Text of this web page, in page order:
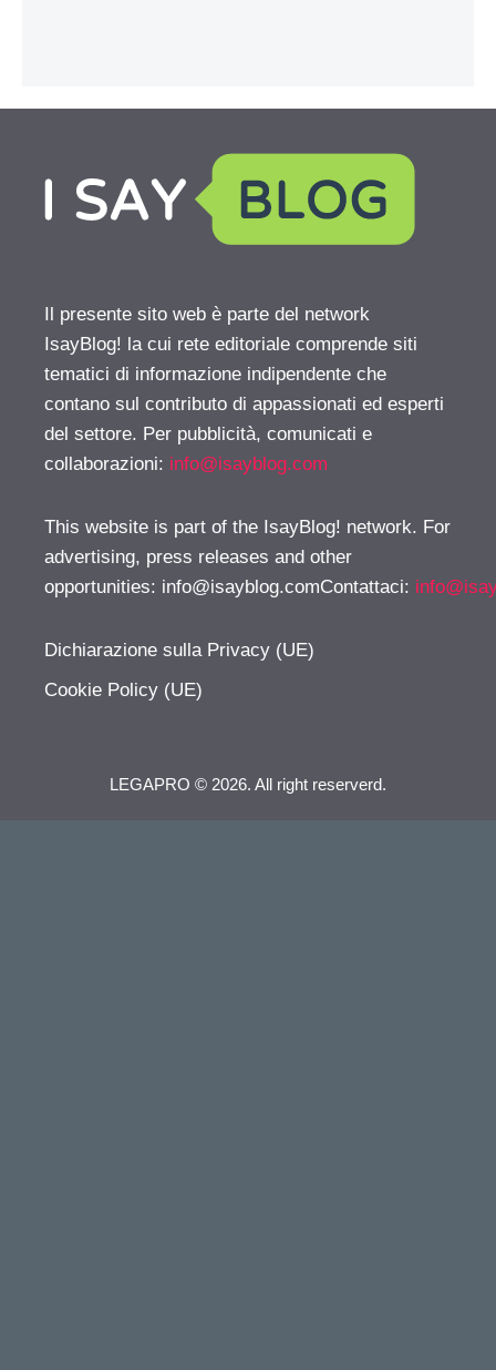
Il presente sito web è parte del network
IsayBlog! la cui rete editoriale comprende siti
tematici di informazione indipendente che
contano sul contributo di appassionati ed esperti
del settore. Per pubblicità, comunicati e
collaborazioni: info@isayblog.com
This website is part of the IsayBlog! network. For
advertising, press releases and other
opportunities: info@isayblog.comContattaci:
Dichiarazione sulla Privacy (UE)
Cookie Policy (UE)
LEGAPRO © 2026. All right reserverd.